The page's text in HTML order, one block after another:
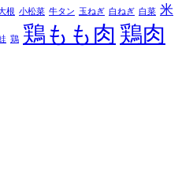
根 小松菜 牛タン 玉ねぎ 白ねぎ 白菜 米
鶏 鶏もも肉 鶏肉